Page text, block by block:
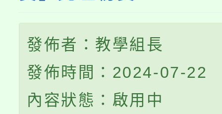
發佈者：教學組長
發佈時間：2024-07-22
內容狀態：啟用中